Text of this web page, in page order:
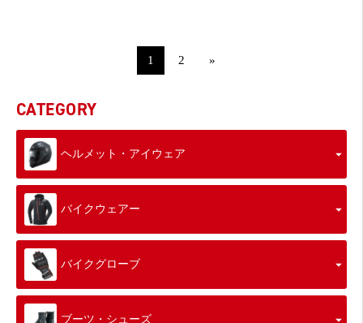
1 2 »
CATEGORY
ヘルメット・アイウェア
バイクウェアー
バイクグローブ
ブーツ・シューズ